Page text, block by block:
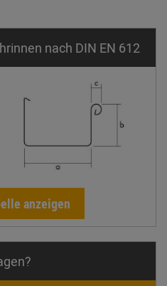
nach DIN EN 612
anzeigen